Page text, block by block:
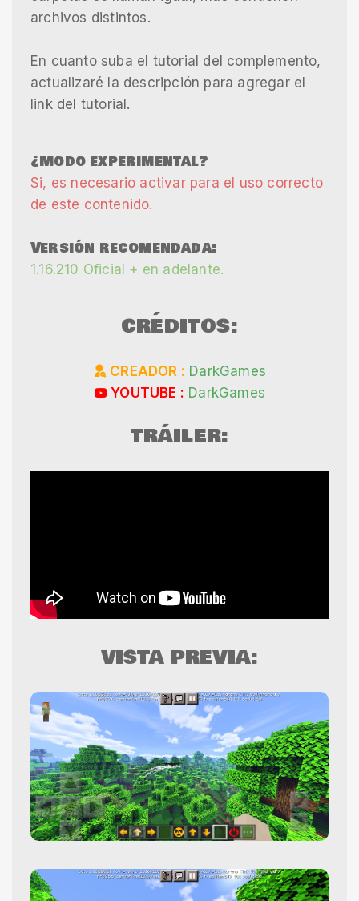
archivos distintos.
En cuanto suba el tutorial del complemento,
actualizaré la descripción para agregar el
link del tutorial.
¿Modo experimental?
Si, es necesario activar para el uso correcto
de este contenido.
Versión recomendada:
1.16.210 Oficial + en adelante.
CRÉDITOS:
CREADOR : DarkGames
YOUTUBE : DarkGames
TRÁILER:
VISTA PREVIA: